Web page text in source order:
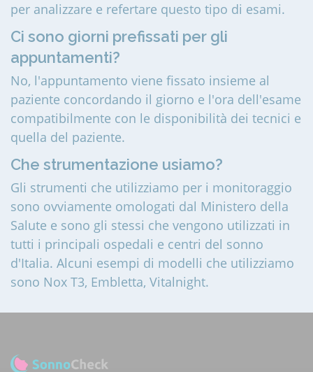
per analizzare e refertare questo tipo di esami.
Ci sono giorni prefissati per gli
appuntamenti?
No, l'appuntamento viene fissato insieme al
paziente concordando il giorno e l'ora dell'esame
compatibilmente con le disponibilità dei tecnici e
quella del paziente.
Che strumentazione usiamo?
Gli strumenti che utilizziamo per i monitoraggio
sono ovviamente omologati dal Ministero della
Salute e sono gli stessi che vengono utilizzati in
tutti i principali ospedali e centri del sonno
d'Italia. Alcuni esempi di modelli che utilizziamo
sono Nox T3, Embletta, Vitalnight.